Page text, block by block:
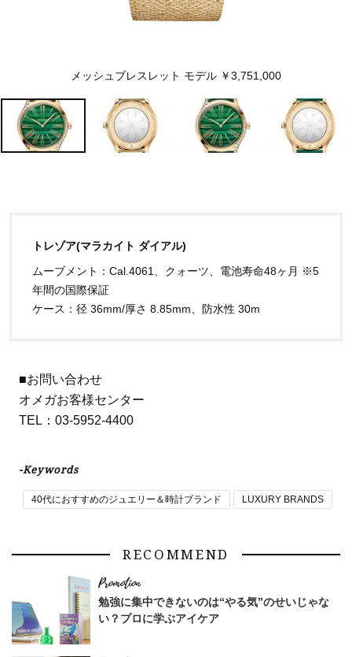
メッシュブレスレット モデル ￥3,751,000
トレゾア(マラカイト ダイアル)
ムーブメント：Cal.4061、クォーツ、電池寿命48ヶ月 ※5
年間の国際保証
ケース：径 36mm/厚さ 8.85mm、防水性 30m
■お問い合わせ
オメガお客様センター
TEL：03-5952-4400
-Keywords
40代におすすめのジュエリー＆時計ブランド LUXURY BRANDS
RECOMMEND
勉強に集中できないのは“やる気”のせいじゃな
い？プロに学ぶアイケア